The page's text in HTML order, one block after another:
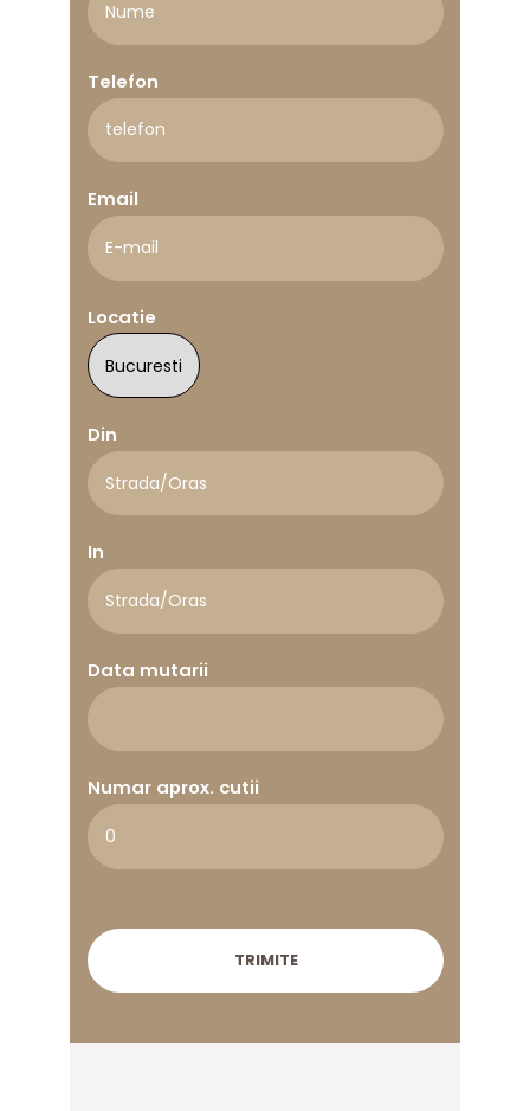
Telefon
Email
Locatie
Din
In
Data mutarii
Numar aprox. cutii